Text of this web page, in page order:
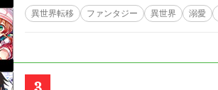
異世界転移 ファンタジー 異世界 溺愛